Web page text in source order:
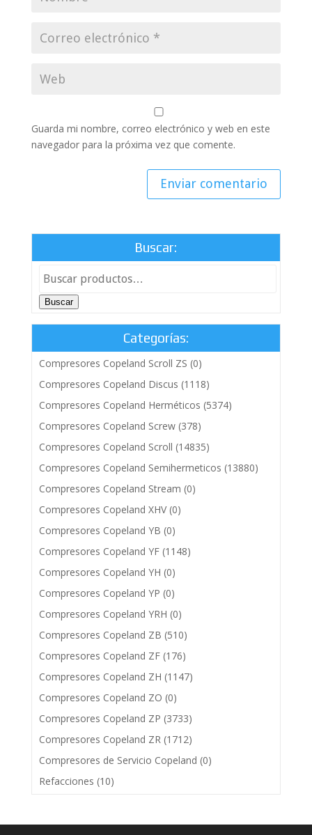
Guarda mi nombre, correo electrónico y web en este
navegador para la próxima vez que comente.
Buscar:
Buscar
Categorías:
Compresores Copeland Scroll ZS (0)
Compresores Copeland Discus (1118)
Compresores Copeland Herméticos (5374)
Compresores Copeland Screw (378)
Compresores Copeland Scroll (14835)
Compresores Copeland Semihermeticos (13880)
Compresores Copeland Stream (0)
Compresores Copeland XHV (0)
Compresores Copeland YB (0)
Compresores Copeland YF (1148)
Compresores Copeland YH (0)
Compresores Copeland YP (0)
Compresores Copeland YRH (0)
Compresores Copeland ZB (510)
Compresores Copeland ZF (176)
Compresores Copeland ZH (1147)
Compresores Copeland ZO (0)
Compresores Copeland ZP (3733)
Compresores Copeland ZR (1712)
Compresores de Servicio Copeland (0)
Refacciones (10)